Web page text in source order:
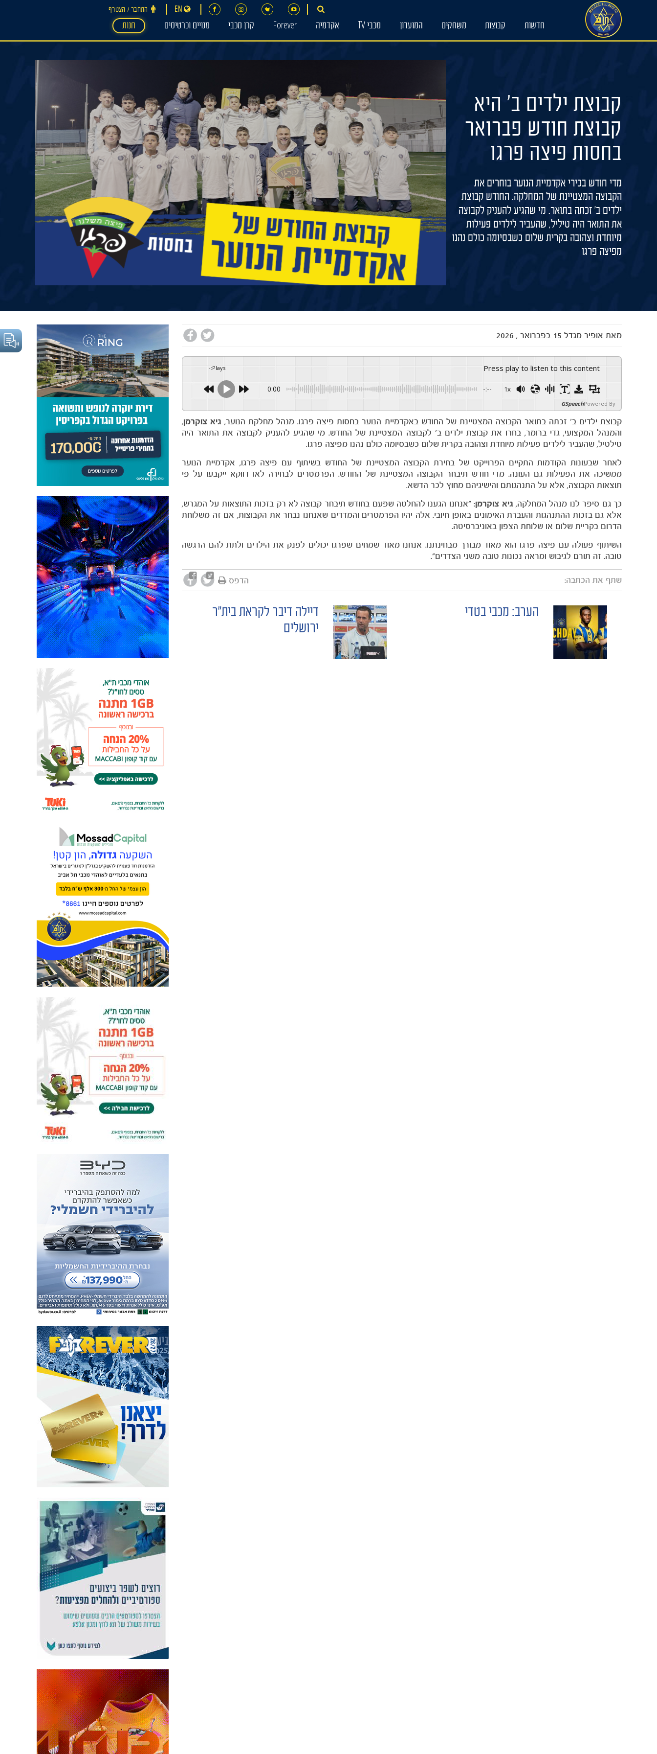
התחבר ‪/‬ הצטרף EN
חדשות קבוצות משחקים המועדון מכבי TV אקדמיה Forever קרן מכבי מנויים וכרטיסים חנות
קבוצת ילדים ב׳ היא
קבוצת חודש פברואר
בחסות פיצה פרגו
מדי חודש בכירי אקדמיית הנוער בוחרים את
הקבוצה המצטיינת של המחלקה. החודש קבוצת
ילדים ב׳ זכתה בתואר. מי שהגיע להעניק לקבוצה
את התואר היה טיליל, שהעביר לילדים פעילות
מיוחדת וצהובה בקרית שלום כשבסיומה כולם נהנו
מפיצה פרגו
מאת אופיר מגדל 15 בפברואר , 2026
Press play to listen to this content
Plays
:
-
0:00 -:-- 1x
Powered By
GSpeech
קבוצת ילדים ב׳ זכתה בתואר הקבוצה המצטיינת של החודש באקדמיית הנוער בחסות פיצה פרגו. מנהל מחלקת הנוער, גיא צוקרמן,
והמנהל המקצועי, גדי ברומר, בחרו את קבוצת ילדים ב׳ לקבוצה המצטיינת של החודש. מי שהגיע להעניק לקבוצה את התואר היה
טילטיל, שהעביר לילדים פעילות מיוחדת וצהובה בקרית שלום כשבסיומה כולם נהנו מפיצה פרגו.
לאחר שבעונות הקודמות התקיים הפרוייקט של בחירת הקבוצה המצטיינת של החודש בשיתוף עם פיצה פרגו, אקדמיית הנוער
ממשיכה את הפעילות גם העונה. מדי חודש תיבחר הקבוצה המצטיינת של החודש. הפרמטרים לבחירה לאו דווקא ייקבעו על פי
תוצאות הקבוצה, אלא על התנהגותם והישיגיהם מחוץ לכר הדשא.
כך גם סיפר לנו מנהל המחלקה, גיא צוקרמן: ״אנחנו הגענו להחלטה שפעם בחודש תיבחר קבוצה לא רק בזכות התוצאות על המגרש,
אלא גם בזכות ההתנהגות והעברת האימונים באופן חיובי. אלה יהיו הפרמטרים והמדדים שאנחנו נבחר את הקבוצות, אם זה משלוחת
הדרום בקריית שלום או שלוחת הצפון באוניברסיטה.
השיתוף פעולה עם פיצה פרגו הוא מאוד מבורך מבחינתנו. אנחנו מאוד שמחים שפרגו יכולים לפנק את הילדים ולתת להם הרגשה
טובה. זה תורם לגיבוש ומראה נכונות טובה משני הצדדים״.
שתף את הכתבה: הדפס
POST
NAVIGATION
דיילה דיבר לקראת בית״ר
ירושלים
הערב: מכבי בטדי